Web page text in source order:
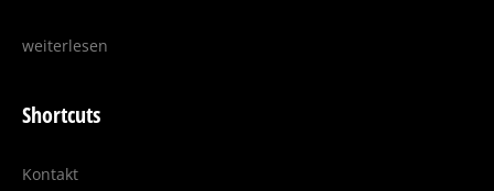
weiterlesen
Shortcuts
Kontakt